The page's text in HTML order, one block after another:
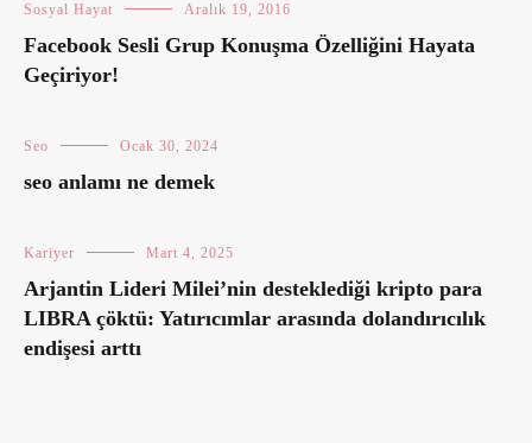
Sosyal Hayat Aralık 19, 2016
Facebook Sesli Grup Konuşma Özelliğini Hayata
Geçiriyor!
Seo Ocak 30, 2024
seo anlamı ne demek
Kariyer Mart 4, 2025
Arjantin Lideri Milei’nin desteklediği kripto para
LIBRA çöktü: Yatırıcımlar arasında dolandırıcılık
endişesi arttı